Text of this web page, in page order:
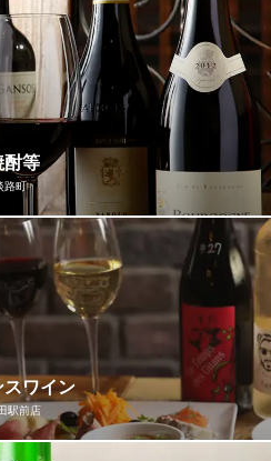
び抜いた各国のワインは70種類以
の提供方法で値段以上の味わいを
活かせるように徹底した温度管理
に合わせて相性抜群のワインをソ
ル1F
酎等
路町
グ合わせて常時15種類以上の厳選
絶品イタリアンと極上ワインのハ
神田淡路町
出口 徒歩1分
スワイン
駅前店